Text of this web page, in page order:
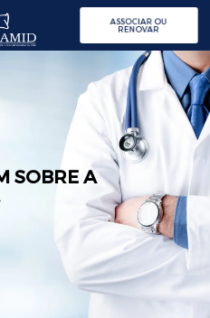
ASSOCIAR OU
RENOVAR
SOBRE A